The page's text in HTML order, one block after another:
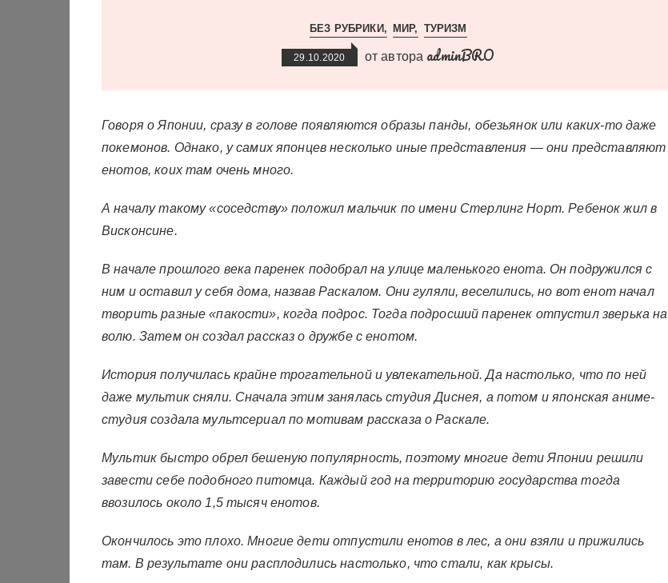
БЕЗ РУБРИКИ МИР ТУРИЗМ
29.10.2020 от автора adminBRO
Говоря о Японии, сразу в голове появляются образы панды, обезьянок или каких-то даже
покемонов. Однако, у самих японцев несколько иные представления — они представляют
енотов, коих там очень много.
А началу такому «соседству» положил мальчик по имени Стерлинг Норт. Ребенок жил в
Висконсине.
В начале прошлого века паренек подобрал на улице маленького енота. Он подружился с
ним и оставил у себя дома, назвав Раскалом. Они гуляли, веселились, но вот енот начал
творить разные «пакости», когда подрос. Тогда подросший паренек отпустил зверька на
волю. Затем он создал рассказ о дружбе с енотом.
История получилась крайне трогательной и увлекательной. Да настолько, что по ней
даже мультик сняли. Сначала этим занялась студия Диснея, а потом и японская аниме-
студия создала мультсериал по мотивам рассказа о Раскале.
Мультик быстро обрел бешеную популярность, поэтому многие дети Японии решили
завести себе подобного питомца. Каждый год на территорию государства тогда
ввозилось около 1,5 тысяч енотов.
Окончилось это плохо. Многие дети отпустили енотов в лес, а они взяли и прижились
там. В результате они расплодились настолько, что стали, как крысы.